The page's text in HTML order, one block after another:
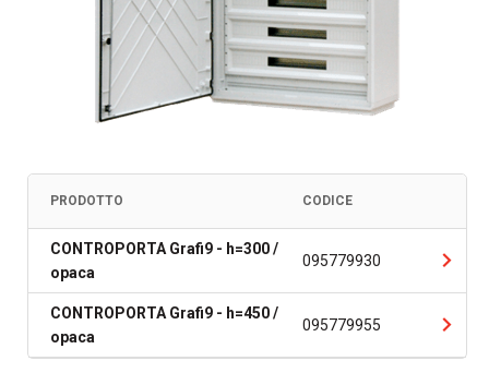
PRODOTTO CODICE
CONTROPORTA Grafi9 - h=300 /
opaca
095779930
CONTROPORTA Grafi9 - h=450 /
opaca
095779955